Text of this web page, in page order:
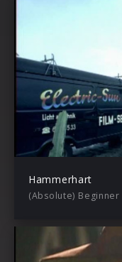
Hammerhart
(Absolute) Beginner